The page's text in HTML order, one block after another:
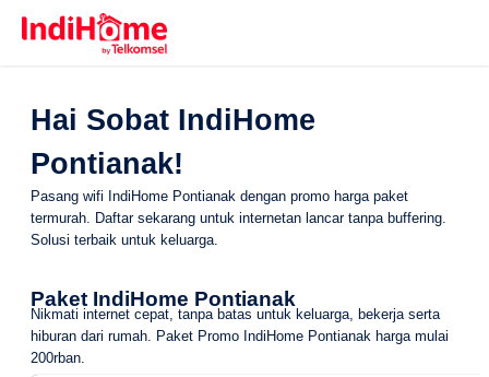
Hai Sobat IndiHome
Pontianak!
Pasang wifi IndiHome Pontianak dengan promo harga paket
termurah. Daftar sekarang untuk internetan lancar tanpa buffering.
Solusi terbaik untuk keluarga.
Paket IndiHome Pontianak
Nikmati internet cepat, tanpa batas untuk keluarga, bekerja serta
hiburan dari rumah. Paket Promo IndiHome Pontianak harga mulai
200rban.